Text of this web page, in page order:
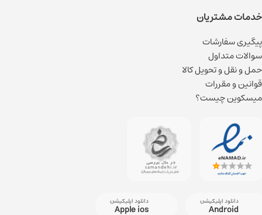
خدمات مشتریان
پیگیری سفارشات
سوالات متداول
حمل و نقل و تحویل کالا
قوانین و مقررات
میسکوین چیست؟
دانلود اپلیکیشن
Android
دانلود اپلیکیشن
Apple ios